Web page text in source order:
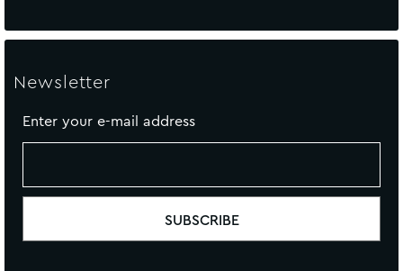
Newsletter
Enter your e-mail address